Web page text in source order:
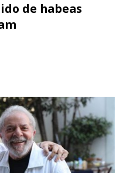
de habeas